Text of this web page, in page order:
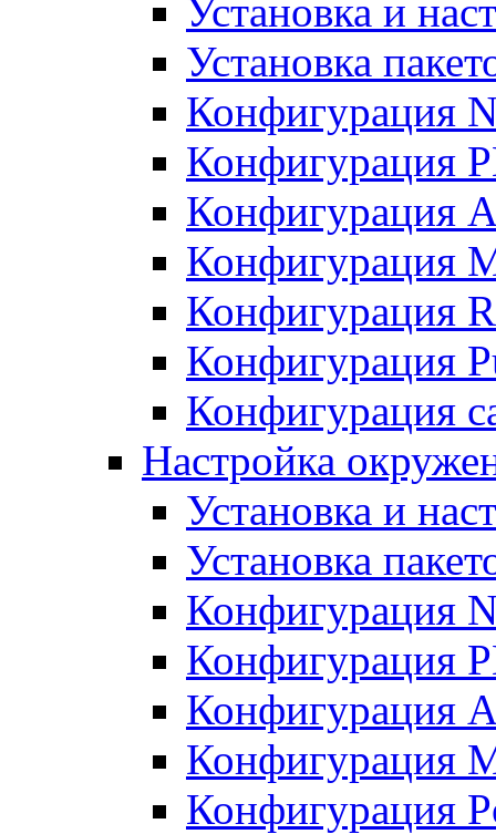
Установка и
Установка
Конфигурация
Конфигурация
Конфигурация
Конфигурация
Конфигурация
Конфигурация
Конфигурация
Настройка
Установка и
Установка
Конфигурация
Конфигурация
Конфигурация
Конфигурация
Конфигурация